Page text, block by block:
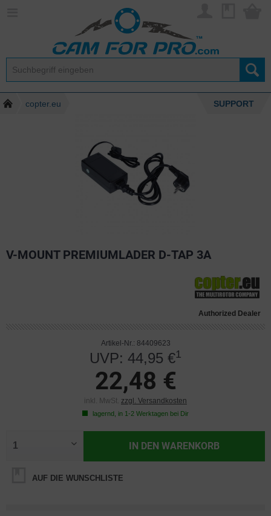
copter.eu SUPPORT
V-MOUNT PREMIUMLADER D-TAP 3A
Authorized Dealer
Artikel-Nr.: 84409623
UVP: 44,95 €1
22,48 €
inkl. MwSt. zzgl. Versandkosten
lagernd, in 1-2 Werktagen bei Dir
IN DEN WARENKORB
AUF DIE WUNSCHLISTE